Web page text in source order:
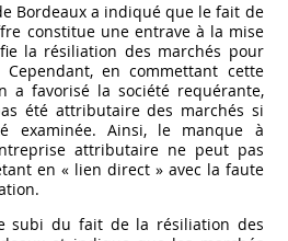
Bordeaux a indiqué que le fait de
constitue une entrave à la mise
la résiliation des marchés pour
Cependant, en commettant cette
a favorisé la société requérante,
été attributaire des marchés si
examinée. Ainsi, le manque à
attributaire ne peut pas
en « lien direct » avec la faute
subi du fait de la résiliation des